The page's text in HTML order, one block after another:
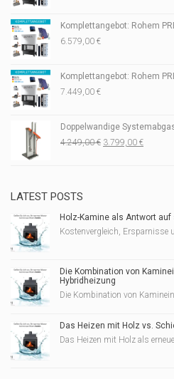
Komplettangebot: Rohem
6.579,00 €
Komplettangebot: Rohem
7.449,00 €
Doppelwandige
4.249,00€ Ursprünglicher
3.799,00 €Aktueller
LATEST POSTS
Holz-Kamine als Antwort
Kostenvergleich, Ersparnisse
Die Kombination von
Hybridheizung
Die Kombination von
Das Heizen mit Holz vs.
Das Heizen mit Holz als